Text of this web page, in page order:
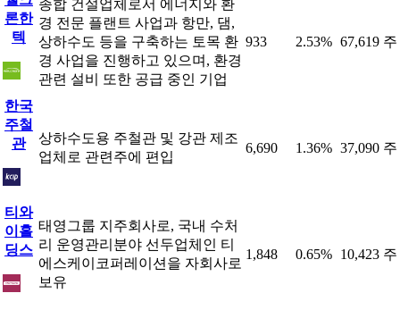
론한
텍
종합 건설업체로서 에너지와 환
경 전문 플랜트 사업과 항만, 댐,
상하수도 등을 구축하는 토목 환
경 사업을 진행하고 있으며, 환경
관련 설비 또한 공급 중인 기업
933 2.53% 67,619 주
한국
주철
관
상하수도용 주철관 및 강관 제조
업체로 관련주에 편입
6,690 1.36% 37,090 주
티와
이홀
딩스
태영그룹 지주회사로, 국내 수처
리 운영관리분야 선두업체인 티
에스케이코퍼레이션을 자회사로
보유
1,848 0.65% 10,423 주